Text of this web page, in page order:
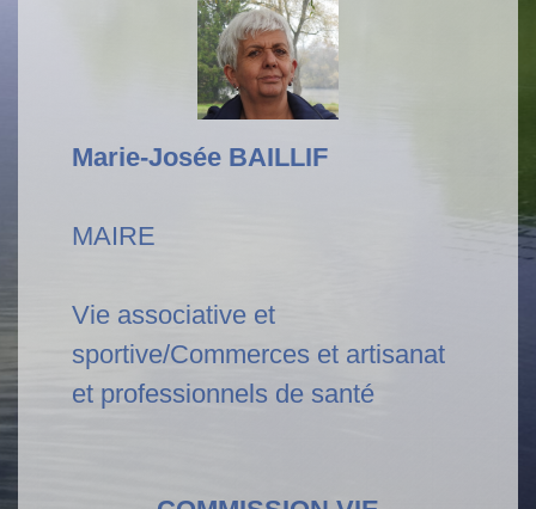
Marie-Josée BAILLIF
MAIRE
Vie associative et
sportive/Commerces et artisanat
et professionnels de santé